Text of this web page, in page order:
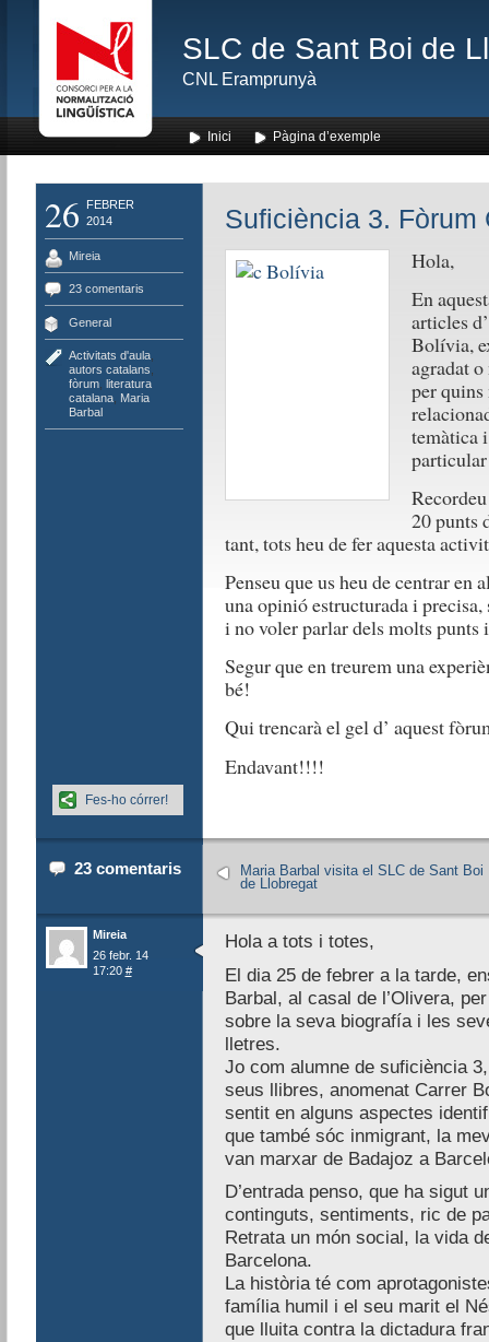
SLC de Sant Boi de
CNL Eramprunyà
Inici Pàgina d’exemple
26
FEBRER
2014
Mireia
23 comentaris
General
Activitats d'aula,
autors catalans
fòrum, literatura
catalana, Maria
Barbal
Suficiència 3. Fòrum
Hola,
En
articles
Bolívia,
agradat
per
temàtica
20 punts
tant, tots heu de fer aquesta
Penseu que us heu de centrar en
una opinió estructurada i
i no voler parlar dels molts punts
Segur que en treurem una
bé!
Qui trencarà el gel d’ aquest
Endavant!!!!
Fes-ho córrer!
23 comentaris
Maria Barbal visita el SLC de Sant Boi
de Llobregat
Mireia
26 febr. 14
17:20 #
Hola a tots i totes,
El dia 25 de febrer a la tarde,
Barbal, al casal de l’Olivera,
sobre la seva biografía i les
lletres.
Jo com alumne de suficiència
seus llibres, anomenat Carrer
sentit en alguns aspectes
que també sóc inmigrant, la
van marxar de Badajoz a
D’entrada penso, que ha sigut
continguts, sentiments, ric de
Retrata un món social, la vida
Barcelona.
La història té com
família humil i el seu marit el
que lluita contra la dictadura